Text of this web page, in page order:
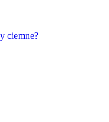
ciemne?